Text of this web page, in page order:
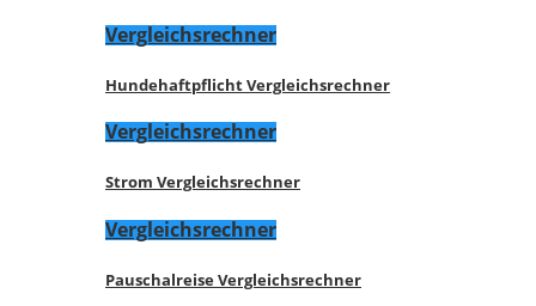
Vergleichsrechner
Hundehaftpflicht Vergleichsrechner
Vergleichsrechner
Strom Vergleichsrechner
Vergleichsrechner
Pauschalreise Vergleichsrechner